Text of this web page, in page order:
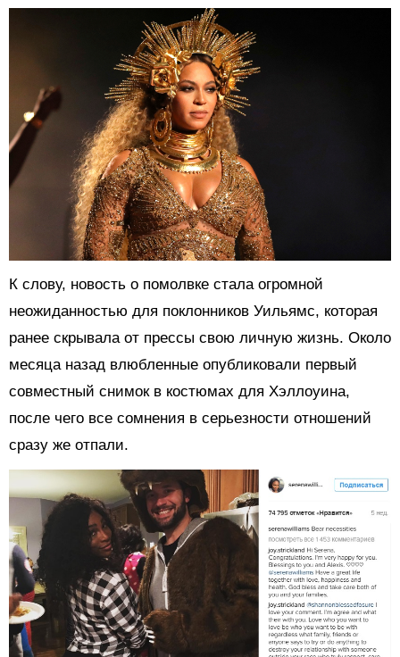
К слову, новость о помолвке стала огромной
неожиданностью для поклонников Уильямс, которая
ранее скрывала от прессы свою личную жизнь. Около
месяца назад влюбленные опубликовали первый
совместный снимок в костюмах для Хэллоуина,
после чего все сомнения в серьезности отношений
сразу же отпали.